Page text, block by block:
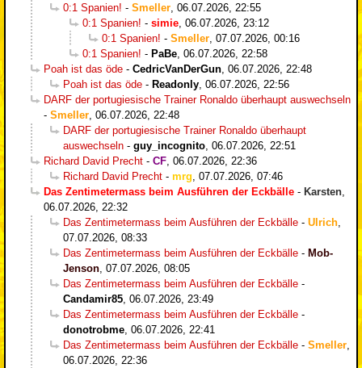
0:1 Spanien! - Smeller 06.07.2026, 22:55
0:1 Spanien! - simie 06.07.2026, 23:12
0:1 Spanien! - Smeller 07.07.2026, 00:16
0:1 Spanien! - PaBe 06.07.2026, 22:58
Poah ist das öde - CedricVanDerGun 06.07.2026, 22:48
Poah ist das öde - Readonly 06.07.2026, 22:56
DARF der portugiesische Trainer Ronaldo überhaupt auswechseln
- Smeller 06.07.2026, 22:48
DARF der portugiesische Trainer Ronaldo überhaupt
auswechseln - guy_incognito 06.07.2026, 22:51
Richard David Precht - CF 06.07.2026, 22:36
Richard David Precht - mrg 07.07.2026, 07:46
Das Zentimetermass beim Ausführen der Eckbälle - Karsten
06.07.2026, 22:32
Das Zentimetermass beim Ausführen der Eckbälle - Ulrich
07.07.2026, 08:33
Das Zentimetermass beim Ausführen der Eckbälle - Mob-
Jenson 07.07.2026, 08:05
Das Zentimetermass beim Ausführen der Eckbälle -
Candamir85 06.07.2026, 23:49
Das Zentimetermass beim Ausführen der Eckbälle -
donotrobme 06.07.2026, 22:41
Das Zentimetermass beim Ausführen der Eckbälle - Smeller
06.07.2026, 22:36